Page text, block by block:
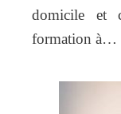
domicile et
formation à…